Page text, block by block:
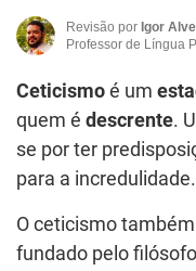
Revisão por Igor
Professor de Língua
Ceticismo é um
quem é descrente.
se por ter
para a incredulidade.
O ceticismo
fundado pelo